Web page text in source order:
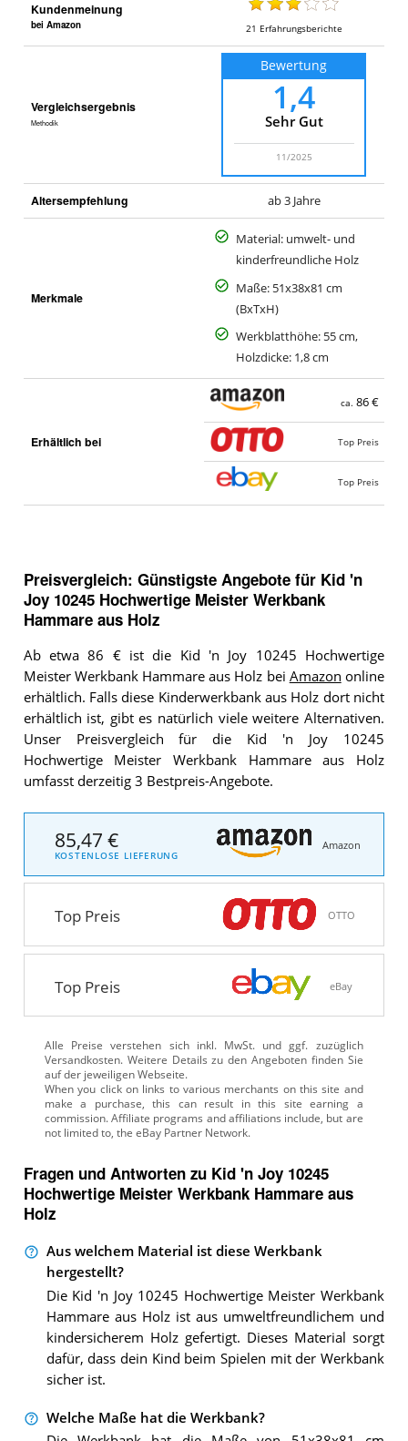
Kundenmeinung
bei Amazon 21 Erfahrungsberichte
Vergleichsergebnis
Methodik
Bewertung
1,4
Sehr Gut
11/2025
Altersempfehlung ab 3 Jahre
Merkmale
Material: umwelt- und
kinderfreundliche Holz
Maße: 51x38x81 cm
(BxTxH)
Werkblatthöhe: 55 cm,
Holzdicke: 1,8 cm
Erhältlich bei
ca. 86 €
Top Preis
Top Preis
Preisvergleich: Günstigste Angebote für Kid 'n
Joy 10245 Hochwertige Meister Werkbank
Hammare aus Holz
Ab etwa 86 € ist die Kid 'n Joy 10245 Hochwertige
Meister Werkbank Hammare aus Holz bei Amazon online
erhältlich. Falls diese Kinderwerkbank aus Holz dort nicht
erhältlich ist, gibt es natürlich viele weitere Alternativen.
Unser Preisvergleich für die Kid 'n Joy 10245
Hochwertige Meister Werkbank Hammare aus Holz
umfasst derzeitig 3 Bestpreis-Angebote.
85,47 €
KOSTENLOSE LIEFERUNG
Amazon
Top Preis OTTO
Top Preis eBay
Alle Preise verstehen sich inkl. MwSt. und ggf. zuzüglich
Versandkosten. Weitere Details zu den Angeboten finden Sie
auf der jeweiligen Webseite.
Fragen und Antworten zu Kid 'n Joy 10245
Hochwertige Meister Werkbank Hammare aus
Holz
Aus welchem Material ist diese Werkbank
hergestellt?
Die Kid 'n Joy 10245 Hochwertige Meister Werkbank
Hammare aus Holz ist aus umweltfreundlichem und
kindersicherem Holz gefertigt. Dieses Material sorgt
dafür, dass dein Kind beim Spielen mit der Werkbank
sicher ist.
Welche Maße hat die Werkbank?